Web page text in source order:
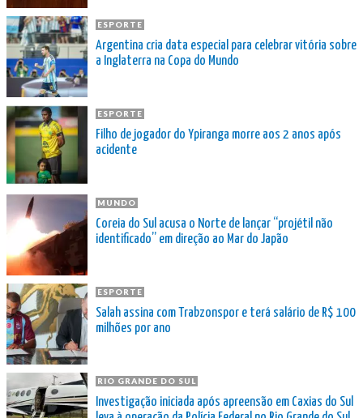
ESPORTE
Argentina cria data especial para celebrar vitória sobre
a Inglaterra na Copa do Mundo
ESPORTE
Filho de jogador do Ypiranga morre aos 2 anos após
acidente
MUNDO
Coreia do Sul acusa o Norte de lançar “projétil não
identificado” em direção ao Mar do Japão
ESPORTE
Salah assina com Trabzonspor e terá salário de R$ 100
milhões por ano
RIO GRANDE DO SUL
Investigação iniciada após apreensão em Caxias do Sul